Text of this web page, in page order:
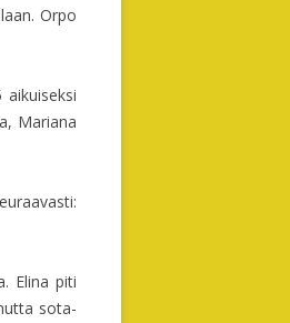
Orpo
Mariana
Elina piti
sota-